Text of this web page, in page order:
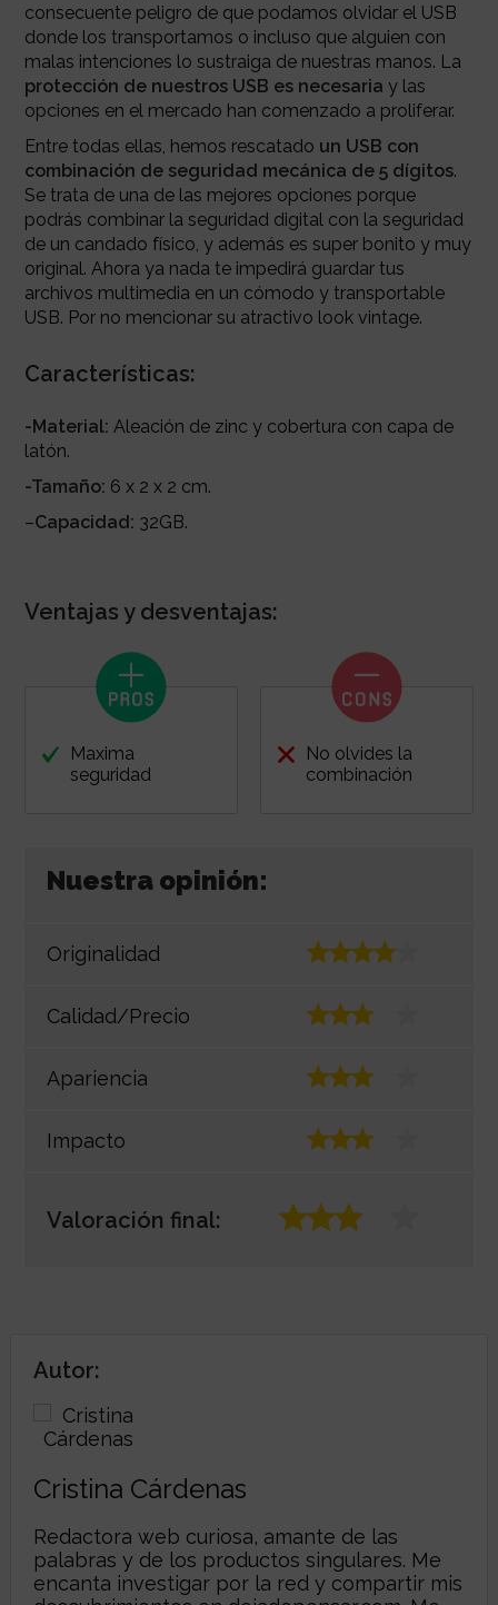
consecuente peligro de que podamos olvidar el USB
donde los transportamos o incluso que alguien con
malas intenciones lo sustraiga de nuestras manos. La
protección de nuestros USB es necesaria y las
opciones en el mercado han comenzado a proliferar.
Entre todas ellas, hemos rescatado un USB con
combinación de seguridad mecánica de 5 dígitos.
Se trata de una de las mejores opciones porque
podrás combinar la seguridad digital con la seguridad
de un candado físico, y además es super bonito y muy
original. Ahora ya nada te impedirá guardar tus
archivos multimedia en un cómodo y transportable
USB. Por no mencionar su atractivo look vintage.
Características:
-Material: Aleación de zinc y cobertura con capa de
latón.
-Tamaño: 6 x 2 x 2 cm.
–Capacidad: 32GB.
Ventajas y desventajas:
Maxima
seguridad
No olvides la
combinación
Nuestra opinión:
Originalidad
Calidad/Precio
Apariencia
Impacto
Valoración final:
Autor:
Cristina Cárdenas
Redactora web curiosa, amante de las
palabras y de los productos singulares. Me
encanta investigar por la red y compartir mis